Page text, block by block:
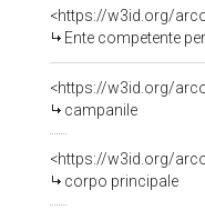
<https://w3id.org/
Ente competente per tutela del
<https://w3id.org/
campanile
<https://w3id.org/
corpo principale